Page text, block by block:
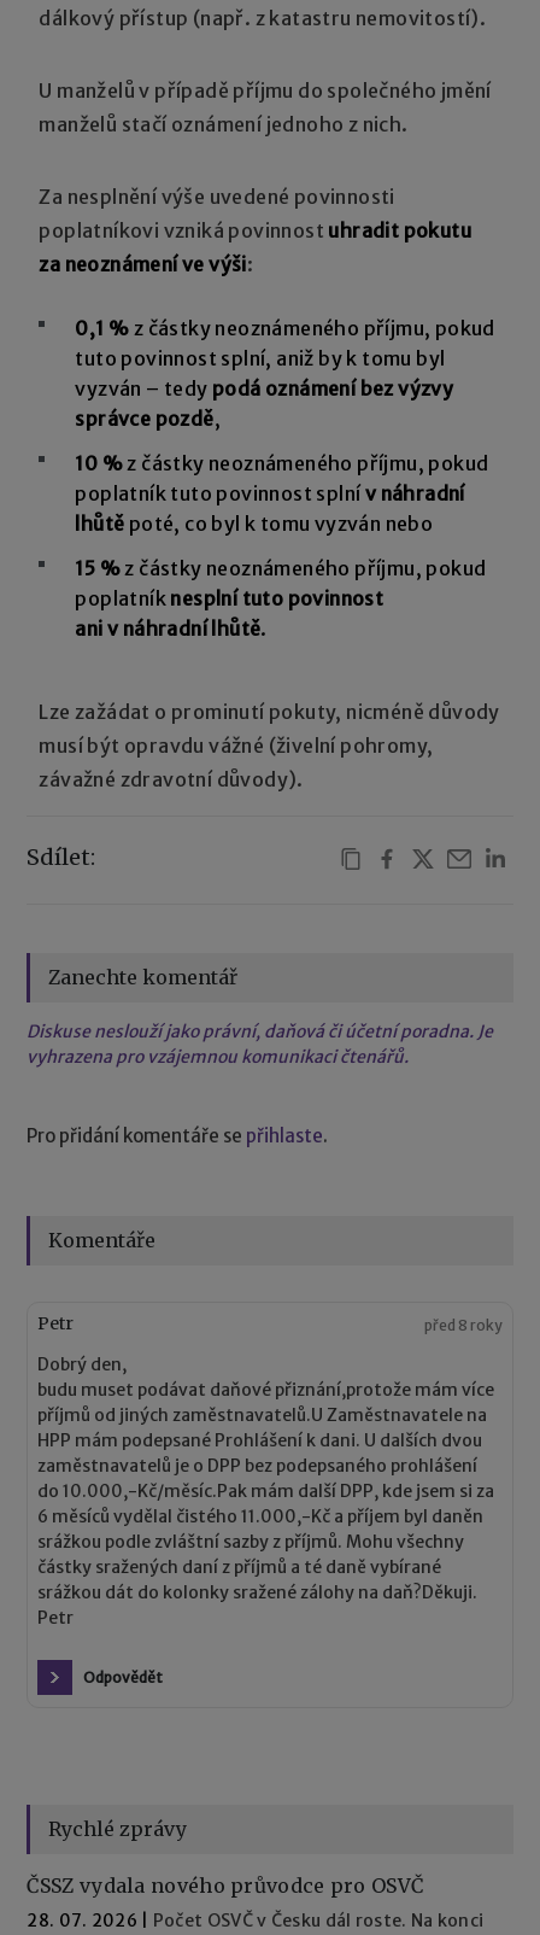
dálkový přístup (např. z katastru nemovitostí).
U manželů v případě příjmu do společného jmění
manželů stačí oznámení jednoho z nich.
Za nesplnění výše uvedené povinnosti
poplatníkovi vzniká povinnost uhradit pokutu
za neoznámení ve výši:
0,1 % z částky neoznámeného příjmu, pokud
tuto povinnost splní, aniž by k tomu byl
vyzván – tedy podá oznámení bez výzvy
správce pozdě,
10 % z částky neoznámeného příjmu, pokud
poplatník tuto povinnost splní v náhradní
lhůtě poté, co byl k tomu vyzván nebo
15 % z částky neoznámeného příjmu, pokud
poplatník nesplní tuto povinnost
ani v náhradní lhůtě.
Lze zažádat o prominutí pokuty, nicméně důvody
musí být opravdu vážné (živelní pohromy,
závažné zdravotní důvody).
Sdílet:
Zanechte komentář
Diskuse neslouží jako právní, daňová či účetní poradna. Je
vyhrazena pro vzájemnou komunikaci čtenářů.
Pro přidání komentáře se přihlaste.
Komentáře
Petr před 8 roky
Dobrý den,
budu muset podávat daňové přiznání,protože mám více
příjmů od jiných zaměstnavatelů.U Zaměstnavatele na
HPP mám podepsané Prohlášení k dani. U dalších dvou
zaměstnavatelů je o DPP bez podepsaného prohlášení
do 10.000,-Kč/měsíc.Pak mám další DPP, kde jsem si za
6 měsíců vydělal čistého 11.000,-Kč a příjem byl daněn
srážkou podle zvláštní sazby z příjmů. Mohu všechny
částky sražených daní z příjmů a té daně vybírané
srážkou dát do kolonky sražené zálohy na daň?Děkuji.
Petr
Odpovědět
Rychlé zprávy
ČSSZ vydala nového průvodce pro OSVČ
28. 07. 2026
Počet OSVČ v Česku dál roste. Na konci